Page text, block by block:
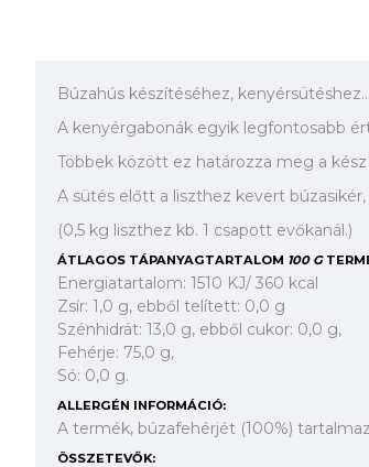
Búzahús készítéséhez, kenyérsütéshez...
A kenyérgabonák egyik legfontosabb
Többek között ez határozza meg a
A sütés előtt a liszthez kevert
(0,5 kg liszthez kb. 1 csapott evőkanál.)
ÁTLAGOS TÁPANYAGTARTALOM 100 G
Energiatartalom: 1510 KJ/ 360 kcal
Zsír: 1,0 g, ebből telített: 0,0 g
Szénhidrát: 13,0 g, ebből cukor: 0,0 g,
Fehérje: 75,0 g,
Só: 0,0 g.
ALLERGÉN INFORMÁCIÓ:
A termék, búzafehérjét (100%) tartalmaz.
ÖSSZETEVŐK: